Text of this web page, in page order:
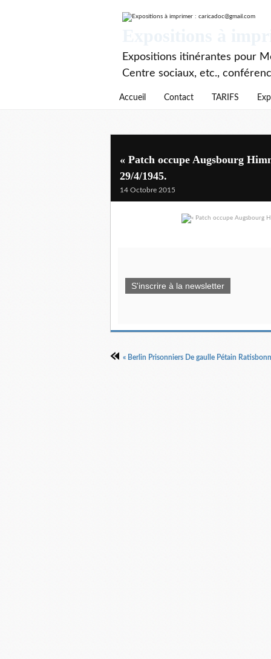
Expositions itinérantes pour
Centre sociaux, etc.,
Accueil Contact TARIFS
« Patch occupe Augsbourg
29/4/1945.
14 Octobre 2015
S'inscrire à la newsletter